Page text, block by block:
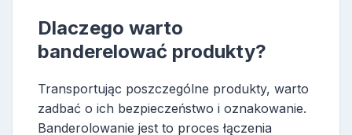
Dlaczego warto
banderelować produkty?
Transportując poszczególne produkty, warto
zadbać o ich bezpieczeństwo i oznakowanie.
Banderolowanie jest to proces łączenia